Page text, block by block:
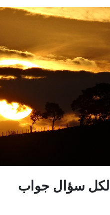
لكل سؤال جواب